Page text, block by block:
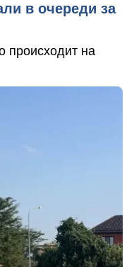
в очереди за
происходит на